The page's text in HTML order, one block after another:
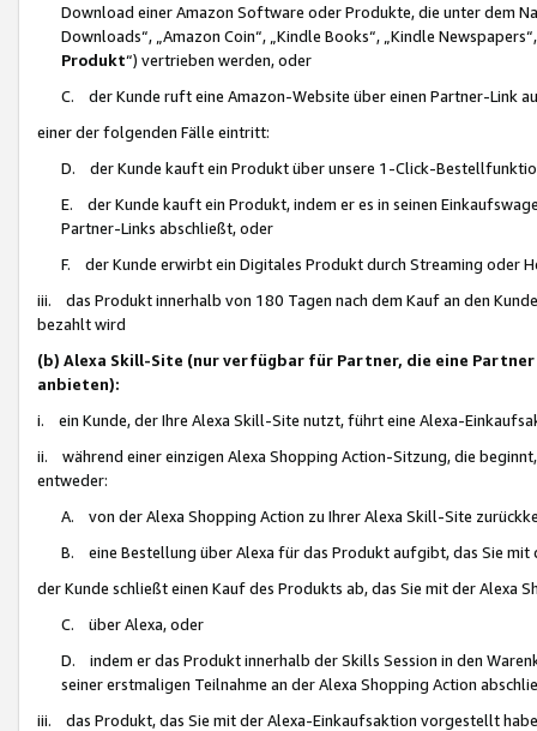
Download einer Amazon Software oder Produkte, die unter dem
Downloads“, „Amazon Coin“, „Kindle Books“, „Kindle
Produkt“) vertrieben werden, oder
C. der Kunde ruft eine Amazon-Website über einen Partner-Link
einer der folgenden Fälle eintritt:
D. der Kunde kauft ein Produkt über unsere 1-Click-
E. der Kunde kauft ein Produkt, indem er es in seinen
Partner-Links abschließt, oder
F. der Kunde erwirbt ein Digitales Produkt durch Streaming oder
iii. das Produkt innerhalb von 180 Tagen nach dem Kauf an den
bezahlt wird
(b) Alexa Skill-Site (nur verfügbar für Partner, die eine
anbieten):
i. ein Kunde, der Ihre Alexa Skill-Site nutzt, führt eine Alexa-
ii. während einer einzigen Alexa Shopping Action-Sitzung, die
entweder:
A. von der Alexa Shopping Action zu Ihrer Alexa Skill-Site
B. eine Bestellung über Alexa für das Produkt aufgibt, das Sie mit
der Kunde schließt einen Kauf des Produkts ab, das Sie mit der Alexa
C. über Alexa, oder
D. indem er das Produkt innerhalb der Skills Session in den
seiner erstmaligen Teilnahme an der Alexa Shopping Action
iii. das Produkt, das Sie mit der Alexa-Einkaufsaktion vorgestellt